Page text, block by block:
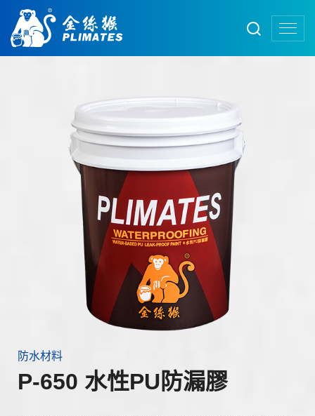
防水材料
P-650 水性PU防漏膠